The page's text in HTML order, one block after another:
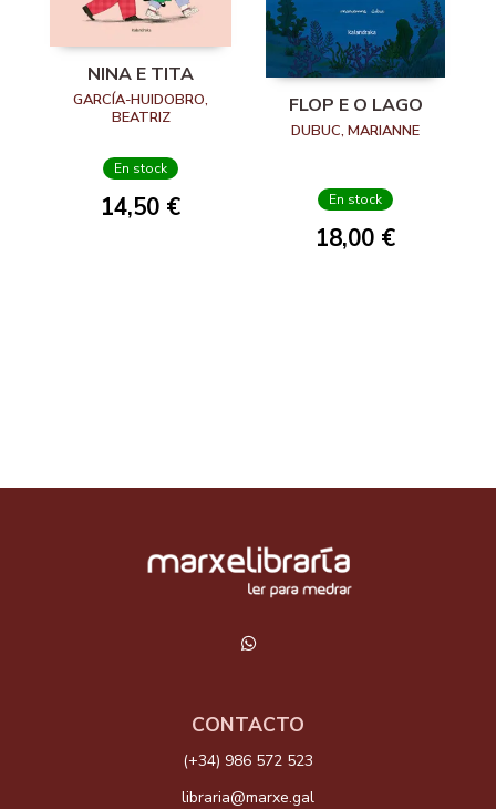
NINA E TITA
GARCÍA-HUIDOBRO,
BEATRIZ
En stock
14,50 €
FLOP E O LAGO
DUBUC, MARIANNE
En stock
18,00 €
CONTACTO
(+34) 986 572 523
libraria@marxe.gal